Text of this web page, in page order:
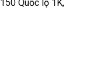
Quốc lộ 1K,